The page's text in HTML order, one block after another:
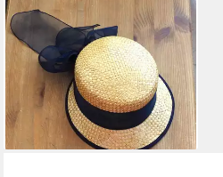
WEGENER
Sonnenhut Lillifee
14,95 €
UVP16,95 €
(1,00 €/ 1 Stk)
lieferbar - in 4-5 Werktagen bei dir